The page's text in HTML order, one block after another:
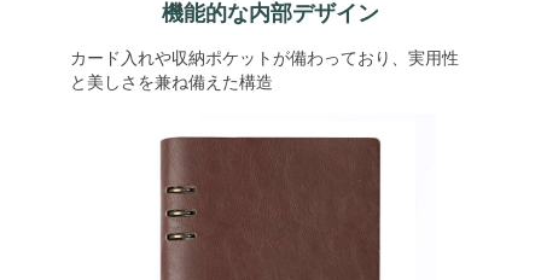
機能的な内部デザイン
カード入れや収納ポケットが備わっており、実用性
と美しさを兼ね備えた構造